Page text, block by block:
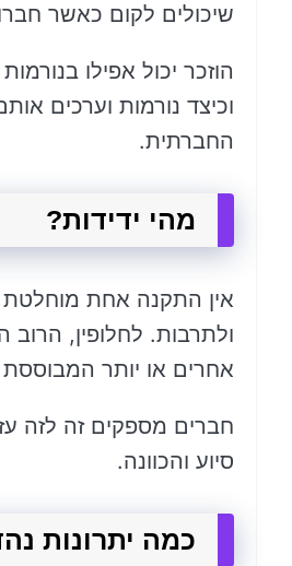
שיכולים לקום כאשר
הוזכר יכול אפילו
וכיצד נורמות וערכים
החברתית.
מהי ידידות?
אין התקנה אחת מוחלטת
ולתרבות. לחלופין,
אחרים או יותר
חברים מספקים זה לזה
סיוע והכוונה.
כמה יתרונות